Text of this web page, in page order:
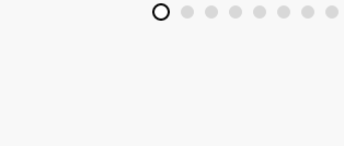
1 2 3 4 5 6 7 8